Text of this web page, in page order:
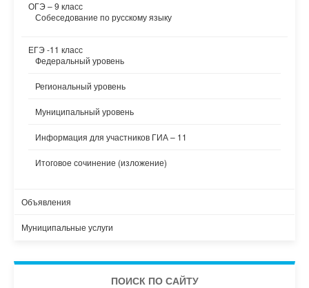
ОГЭ – 9 класс
Собеседование по русскому языку
ЕГЭ -11 класс
Федеральный уровень
Региональный уровень
Муниципальный уровень
Информация для участников ГИА – 11
Итоговое сочинение (изложение)
Объявления
Муниципальные услуги
ПОИСК ПО САЙТУ